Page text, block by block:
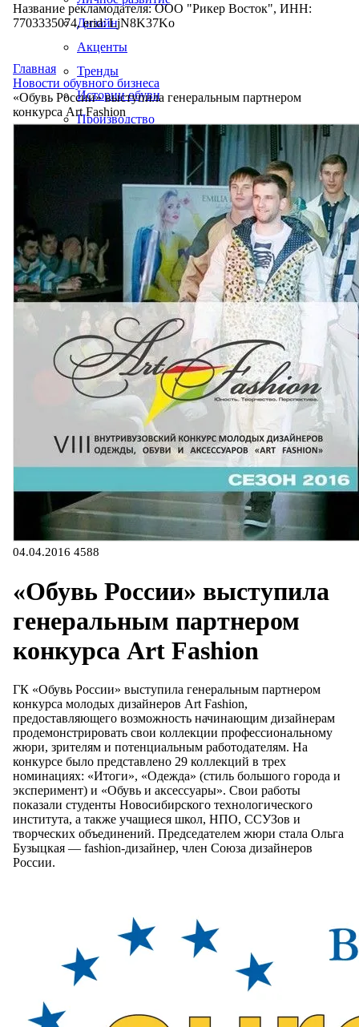
Дизайн
Акценты
Тренды
Истории обуви
Производство
Название рекламодателя: ООО "Рикер Восток", ИНН:
7703335074, erid: LjN8K37Ko
Главная
Новости обувного бизнеса
«Обувь России» выступила генеральным партнером
конкурса Art Fashion
04.04.2016 4588
«Обувь России» выступила
генеральным партнером
конкурса Art Fashion
ГК «Обувь России» выступила генеральным партнером
конкурса молодых дизайнеров Art Fashion,
предоставляющего возможность начинающим дизайнерам
продемонстрировать свои коллекции профессиональному
жюри, зрителям и потенциальным работодателям. На
конкурсе было представлено 29 коллекций в трех
номинациях: «Итоги», «Одежда» (стиль большого города и
эксперимент) и «Обувь и аксессуары». Свои работы
показали студенты Новосибирского технологического
института, а также учащиеся школ, НПО, ССУЗов и
творческих объединений. Председателем жюри стала Ольга
Бузыцкая — fashion-дизайнер, член Союза дизайнеров
России.